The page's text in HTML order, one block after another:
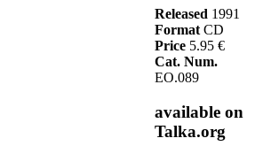
Released 1991
Format CD
Price 5.95 €
Cat. Num.
EO.089
available on
Talka.org